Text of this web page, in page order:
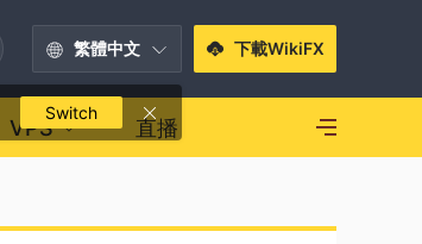
繁體中文
Switch
下載WikiFX
VPS 直播